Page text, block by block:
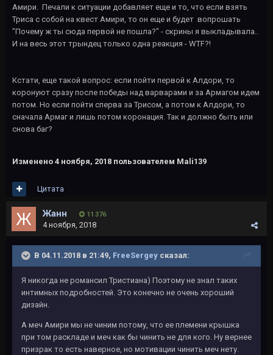
Амири. Печали к ситуации добавляет еще и то, что если взять
Триса с собой на квест Амири, то он еще и будет вопрошать
"Почему ж ты сюда первой не пошла?" - скрины я выкладывала..
И на весь этот трындец только одна реакция - WTF?!
Кстати, еще такой вопрос: если пойти первой к Алдори, то
коронуют сразу после победы над варварами и за Армагом идем
потом. Но если пойти сперва за Трисом, а потом к Алдори, то
сначала Армаг и лишь потом коронация. Так и должно быть или
снова баг?
Изменено 4 ноября, 2018 пользователем Mali139
Цитата
Жанн 11 376
4 ноября, 2018
В 04.11.2018 в 21:49, FreeSergey сказал:
Я никогда не романсил Тристиана) Поэтому не знал таких
интимных подробностей. Это конечно не очень хороший
дизайн.
А меч Амири мы не чиним потому, что ее племени крышка
при том раскладе и меч как бы чинить не для кого. Ну вернее
призрак то есть наверное, но мотивации чинить меч нету.